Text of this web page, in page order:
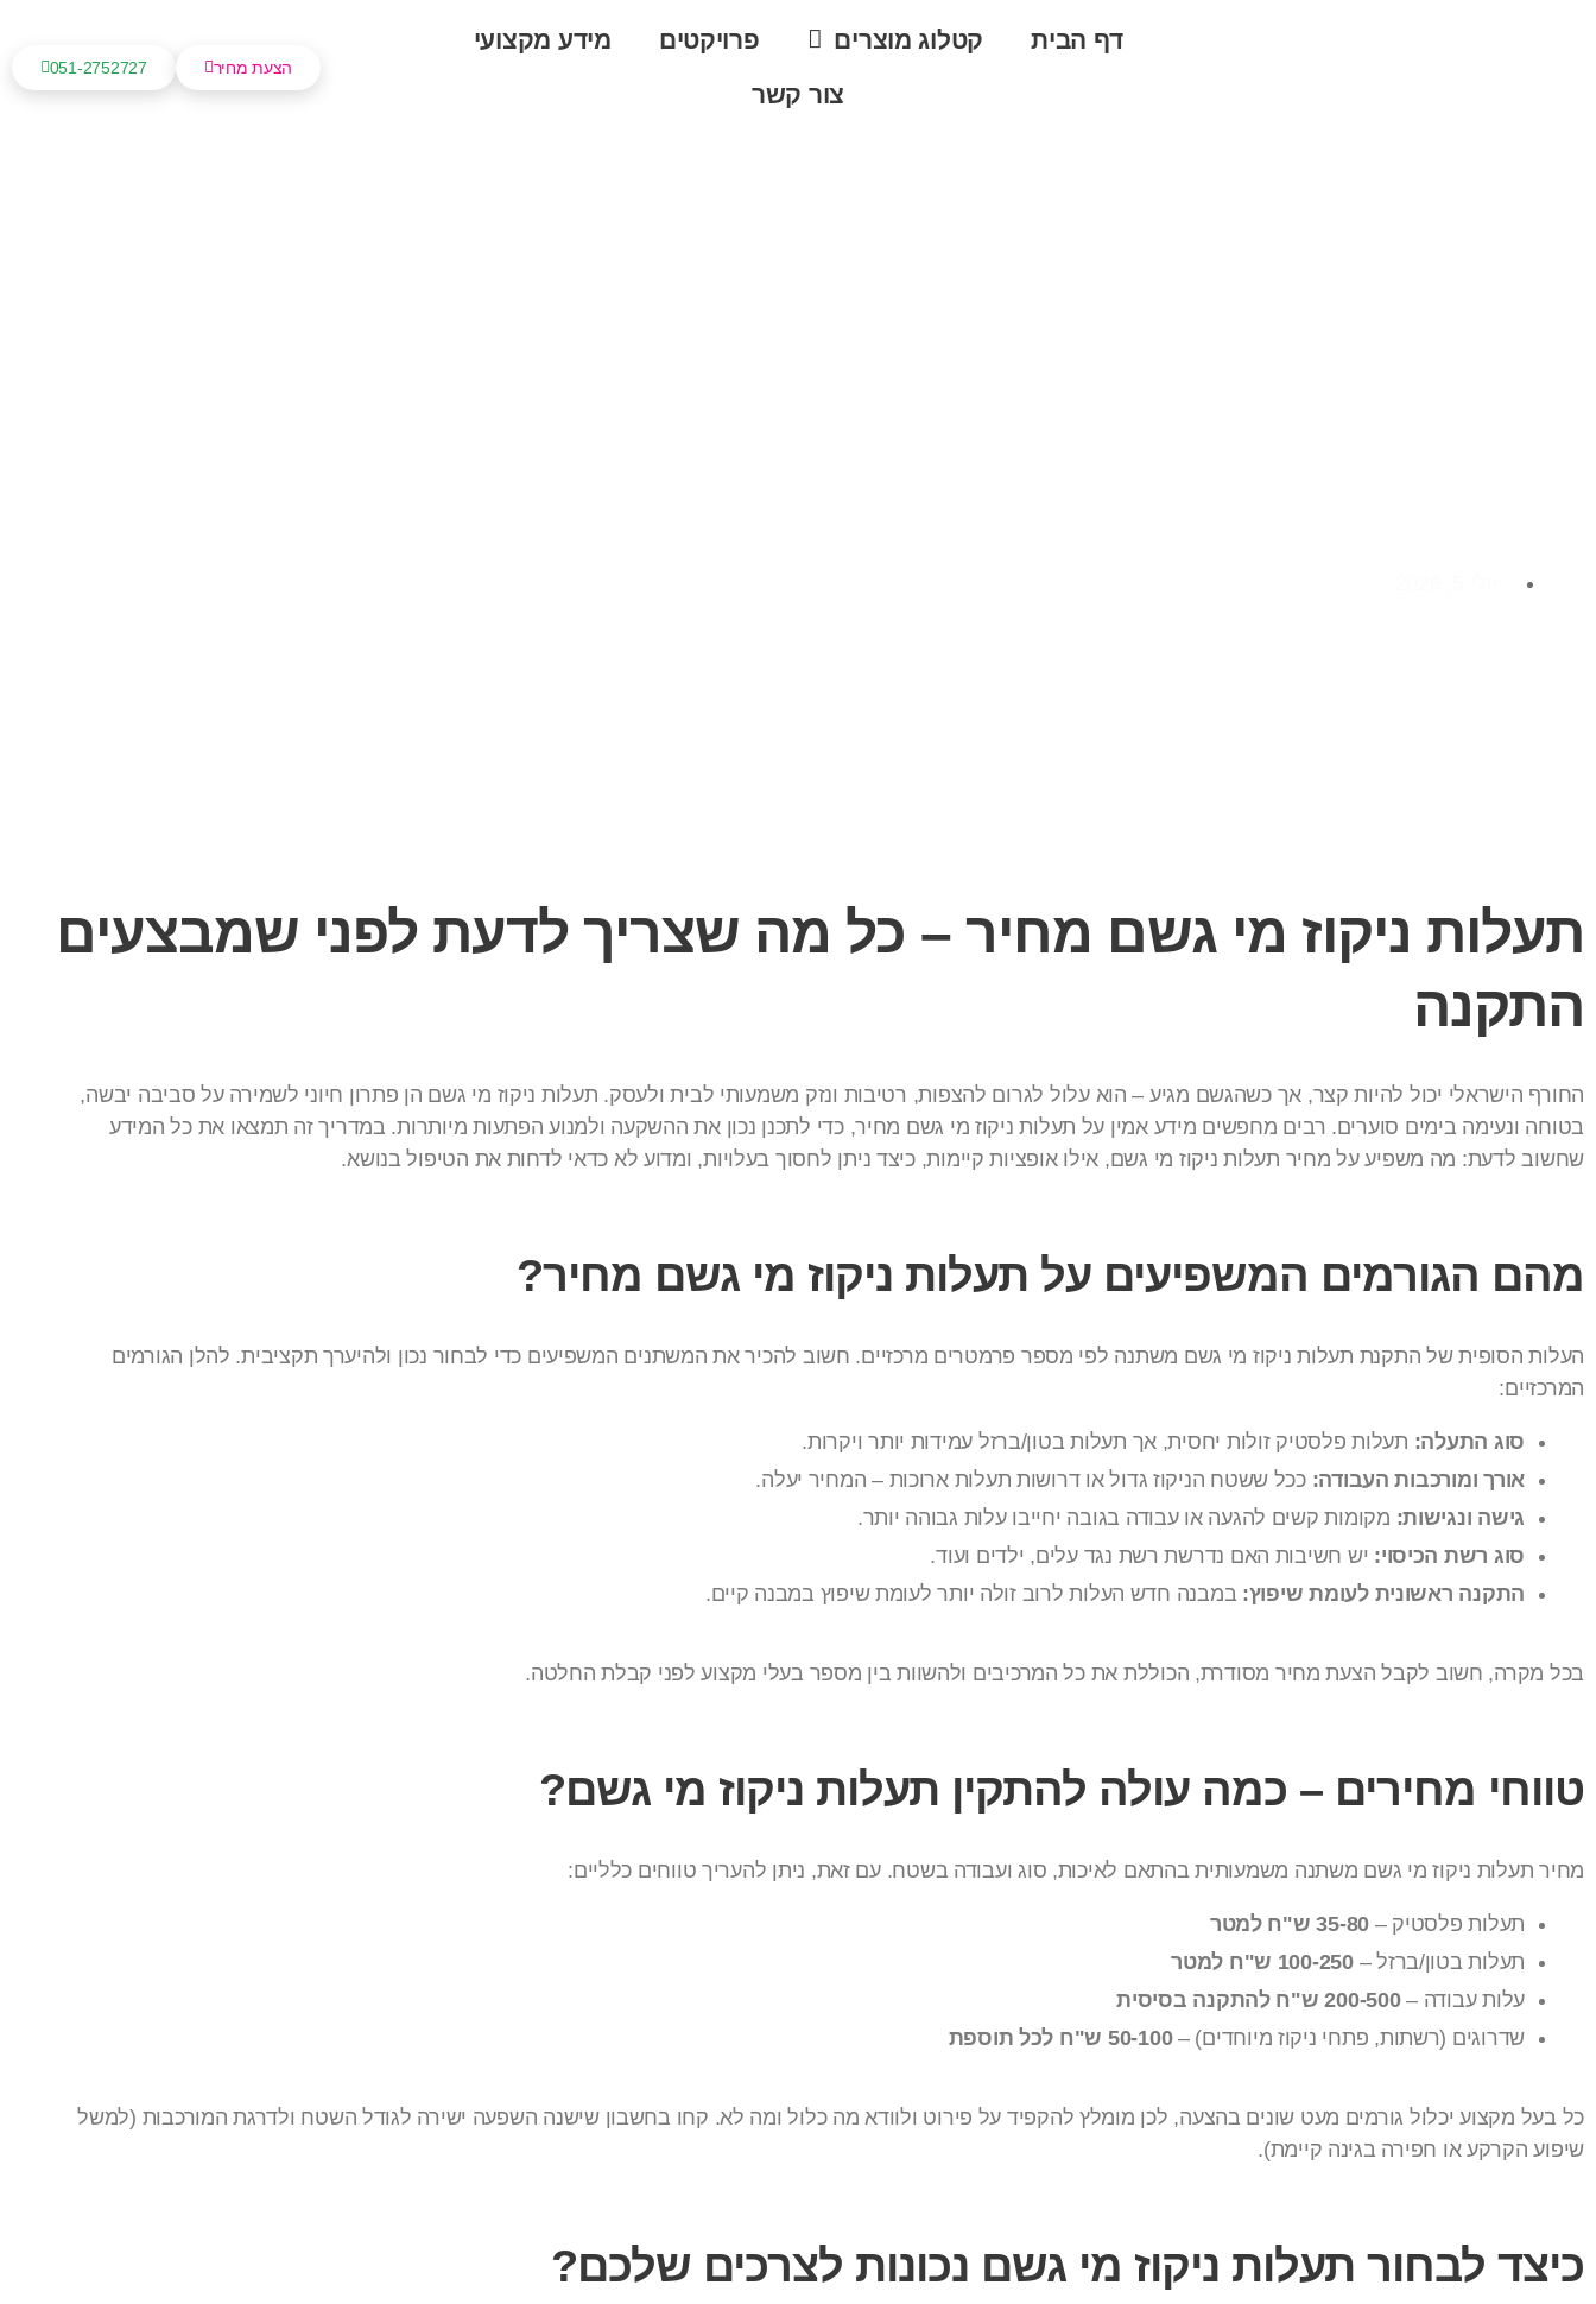
דף הבית קטלוג מוצרים פרויקטים מידע מקצועי
צור קשר
051-2752727 הצעת מחיר
תעלות ניקוז מי גשם מחיר – כל מה שצריך לדעת לפני שמבצעים
התקנה
החורף הישראלי יכול להיות קצר, אך כשהגשם מגיע – הוא עלול לגרום להצפות, רטיבות ונזק משמעותי לבית ולעסק. תעלות ניקוז מי גשם הן פתרון חיוני לשמירה על סביבה יבשה,
בטוחה ונעימה בימים סוערים. רבים מחפשים מידע אמין על תעלות ניקוז מי גשם מחיר, כדי לתכנן נכון את ההשקעה ולמנוע הפתעות מיותרות. במדריך זה תמצאו את כל המידע
שחשוב לדעת: מה משפיע על מחיר תעלות ניקוז מי גשם, אילו אופציות קיימות, כיצד ניתן לחסוך בעלויות, ומדוע לא כדאי לדחות את הטיפול בנושא.
מהם הגורמים המשפיעים על תעלות ניקוז מי גשם מחיר?
העלות הסופית של התקנת תעלות ניקוז מי גשם משתנה לפי מספר פרמטרים מרכזיים. חשוב להכיר את המשתנים המשפיעים כדי לבחור נכון ולהיערך תקציבית. להלן הגורמים
המרכזיים:
סוג התעלה: תעלות פלסטיק זולות יחסית, אך תעלות בטון/ברזל עמידות יותר ויקרות.
אורך ומורכבות העבודה: ככל ששטח הניקוז גדול או דרושות תעלות ארוכות – המחיר יעלה.
גישה ונגישות: מקומות קשים להגעה או עבודה בגובה יחייבו עלות גבוהה יותר.
סוג רשת הכיסוי: יש חשיבות האם נדרשת רשת נגד עלים, ילדים ועוד.
התקנה ראשונית לעומת שיפוץ: במבנה חדש העלות לרוב זולה יותר לעומת שיפוץ במבנה קיים.
בכל מקרה, חשוב לקבל הצעת מחיר מסודרת, הכוללת את כל המרכיבים ולהשוות בין מספר בעלי מקצוע לפני קבלת החלטה.
טווחי מחירים – כמה עולה להתקין תעלות ניקוז מי גשם?
מחיר תעלות ניקוז מי גשם משתנה משמעותית בהתאם לאיכות, סוג ועבודה בשטח. עם זאת, ניתן להעריך טווחים כלליים:
תעלות פלסטיק – 35-80 ש"ח למטר
תעלות בטון/ברזל –100-250 ש"ח למטר
עלות עבודה –200-500 ש"ח להתקנה בסיסית
שדרוגים (רשתות, פתחי ניקוז מיוחדים) –50-100 ש"ח לכל תוספת
כל בעל מקצוע יכלול גורמים מעט שונים בהצעה, לכן מומלץ להקפיד על פירוט ולוודא מה כלול ומה לא. קחו בחשבון שישנה השפעה ישירה לגודל השטח ולדרגת המורכבות (למשל
שיפוע הקרקע או חפירה בגינה קיימת).
כיצד לבחור תעלות ניקוז מי גשם נכונות לצרכים שלכם?